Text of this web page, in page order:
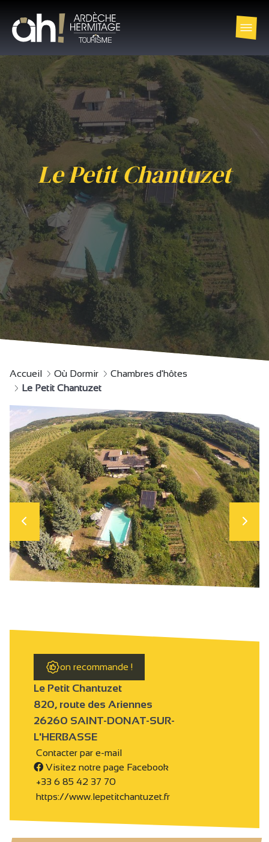
Le Petit Chantuzet
Accueil Où Dormir
Chambres d'hôtes
Le Petit Chantuzet
on recommande !
Le Petit Chantuzet
820, route des Ariennes
26260 SAINT-DONAT-SUR-
L'HERBASSE
Contacter par e-mail
Visitez notre page Facebook
+33 6 85 42 37 70
https://www.lepetitchantuzet.fr